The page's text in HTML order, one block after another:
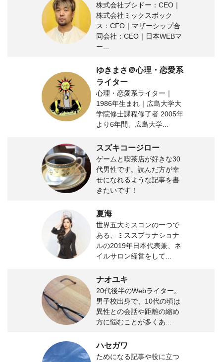
株式会社ブシドー：CEO｜
株式会社ミックスボック
ス：CFO｜マザーシップ合
同会社：CEO｜日本WEBマ
ー...
ゆきまさ＠心理・恋愛系
ライター
心理・恋愛系ライター｜
1986年生まれ｜広島大学大
学院修士課程修了者 2005年
より6年間、広島大学...
スズキコージロー
ゲームと喫茶店が好きな30
代男性です。読んだ方が幸
せになれるような記事を書
きたいです！
夏海
世界五大ミスコンの一つで
ある、ミススプラナショナ
ルの2019年日本代表兼、ネ
イルサロン経営をして...
ナオユキ
20代後半のWebライター。
男子校出身で、10代の頃は
異性との会話や距離の縮め
方に悩むことが多くあ...
ハセガワ
ためになる記事や役に立つ